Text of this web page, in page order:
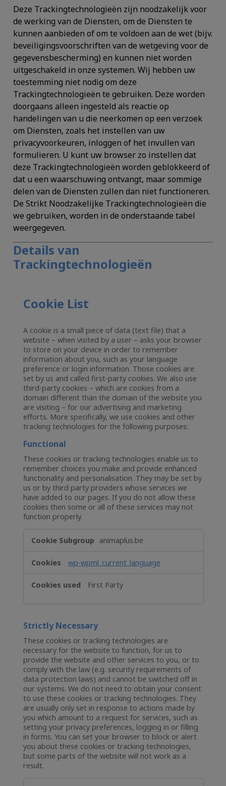
Deze Trackingtechnologieën zijn noodzakelijk voor
de werking van de Diensten, om de Diensten te
kunnen aanbieden of om te voldoen aan de wet (bijv.
beveiligingsvoorschriften van de wetgeving voor de
gegevensbescherming) en kunnen niet worden
uitgeschakeld in onze systemen. Wij hebben uw
toestemming niet nodig om deze
Trackingtechnologieën te gebruiken. Deze worden
doorgaans alleen ingesteld als reactie op
handelingen van u die neerkomen op een verzoek
om Diensten, zoals het instellen van uw
privacyvoorkeuren, inloggen of het invullen van
formulieren. U kunt uw browser zo instellen dat
deze Trackingtechnologieën worden geblokkeerd of
dat u een waarschuwing ontvangt, maar sommige
delen van de Diensten zullen dan niet functioneren.
De Strikt Noodzakelijke Trackingtechnologieën die
we gebruiken, worden in de onderstaande tabel
weergegeven.
Details van
Trackingtechnologieën
Cookie List
A cookie is a small piece of data (text file) that a
website – when visited by a user – asks your browser
to store on your device in order to remember
information about you, such as your language
preference or login information. Those cookies are
set by us and called first-party cookies. We also use
third-party cookies – which are cookies from a
domain different than the domain of the website you
are visiting – for our advertising and marketing
efforts. More specifically, we use cookies and other
tracking technologies for the following purposes:
Functional
These cookies or tracking technologies enable us to
remember choices you make and provide enhanced
functionality and personalisation. They may be set by
us or by third party providers whose services we
have added to our pages. If you do not allow these
cookies then some or all of these services may not
function properly.
animaplus.be
wp-wpml_current_language
First Party
Strictly Necessary
These cookies or tracking technologies are
necessary for the website to function, for us to
provide the website and other services to you, or to
comply with the law (e.g. security requirements of
data protection laws) and cannot be switched off in
our systems. We do not need to obtain your consent
to use these cookies or tracking technologies. They
are usually only set in response to actions made by
you which amount to a request for services, such as
setting your privacy preferences, logging in or filling
in forms. You can set your browser to block or alert
you about these cookies or tracking technologies,
but some parts of the website will not work as a
result.